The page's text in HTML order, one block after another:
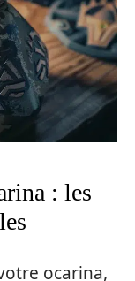
: les
ocarina,